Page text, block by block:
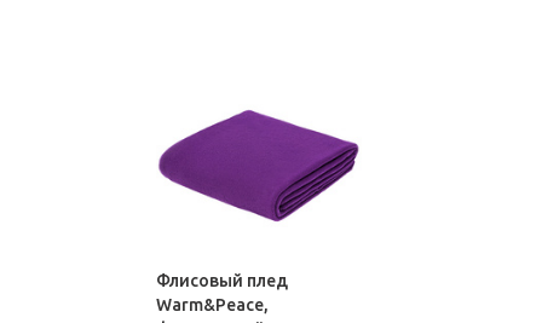
Флисовый плед
Warm&Peace,